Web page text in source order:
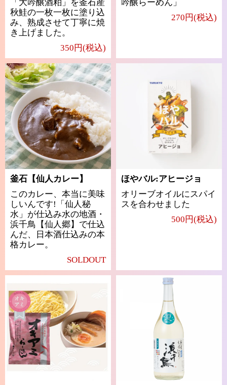
「大吟醸酒粕」を釜石産
秋鮭の一枚一枚に塗り込
み、熟成させて丁寧に焼
き上げました。
350円(税込)
吟醸らーめん」
270円(税込)
釜石【仙人カレー】
このカレー、本当に美味
しいんです!「仙人秘
水」が仕込み水の地酒・
浜千鳥【仙人郷】で仕込
んだ、日本酒仕込みの本
格カレー。
SOLDOUT
ほやバル:アヒージョ
オリーブオイルにスパイ
スを合わせました
500円(税込)